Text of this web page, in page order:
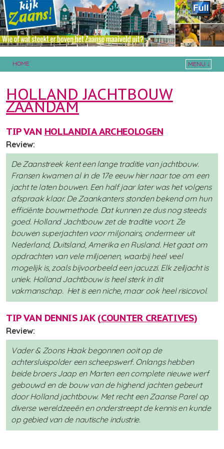
HOME
MENU ↓
HOLLAND JACHTBOUW
ZAANDAM
TIP VAN HOLLANDIA ARCHEOLOGEN
Review:
De Zaanstreek kent een lange traditie van jachtbouw.
Fransen kwamen al in de 17e eeuw hier naar toe om een
jacht te laten bouwen. Een half jaar later was het volgens
afspraak klaar. De Zaankanters stonden bekend om hun
efficiënte bouwmethode. Dat kunnen ze dus nog steeds
goed. Holland Jachtbouw zet de traditie voort. Ze
bouwen superjachten voor miljonairs, ondermeer uit
Nederland, Duitsland, Amerika en Rusland. Het gaat om
opdrachten van vele miljoenen, waarbij heel veel
mogelijk is, zoals bijvoorbeeld een jacuzzi. Elk zeiljacht is
uniek. Holland Jachtbouw is heel sterk in dit
vakmanschap. Het is een niche, maar ook heel risicovol.
TIP VAN DENNIS JAK (COUNTER CREATIVES)
Review:
Vader & Zoons Haak begonnen ooit op de
achtersluispolder een scheepswerf. Onlangs hebben
beide broers Jaap en Marten een complete nieuwe werf
gebouwd en de bouw van de highend jachten gebeurt
door Holland jachtbouw. Met recht een Zaanse Parel op
diverse wereldzeeën en onderstreept de kennis en kunde
op gebied van de nautische industrie.